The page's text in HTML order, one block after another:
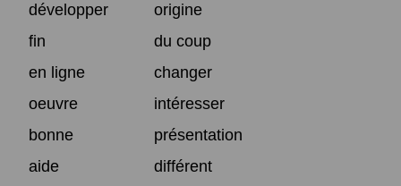
développer
origine
fin
du coup
en ligne
changer
oeuvre
intéresser
bonne
présentation
aide
différent